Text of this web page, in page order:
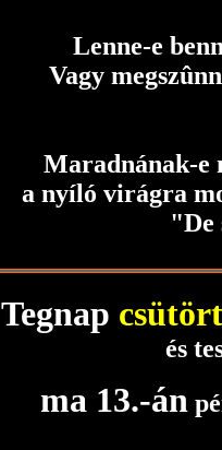
Lenne-e
Vagy
Maradnának-e
a nyíló virágra
"De
Tegnap
és
ma 13.-án